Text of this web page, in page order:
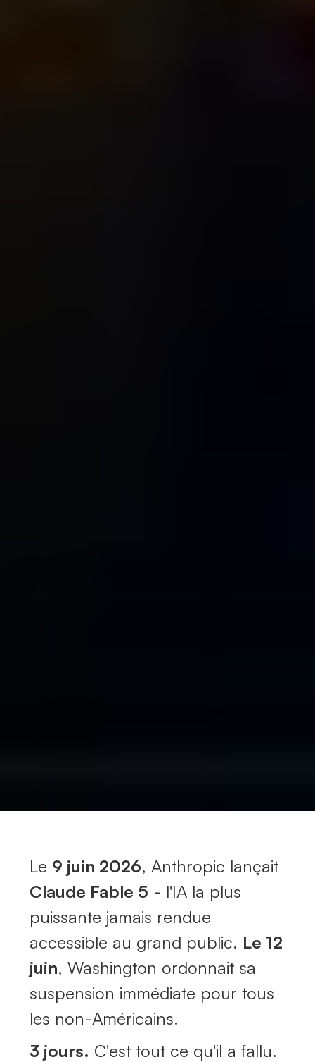
Le 9 juin 2026, Anthropic lançait
Claude Fable 5 - l'IA la plus
puissante jamais rendue
accessible au grand public. Le 12
juin, Washington ordonnait sa
suspension immédiate pour tous
les non-Américains.
3 jours. C'est tout ce qu'il a fallu.